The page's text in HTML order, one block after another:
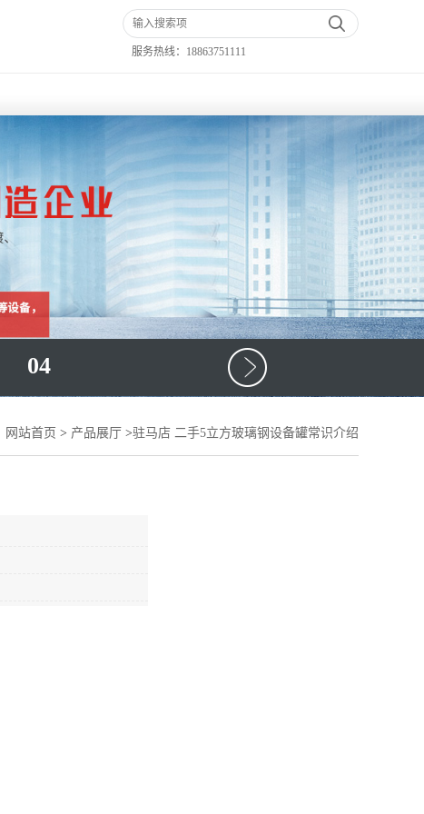
服务热线： 18863751111
04
网站首页 > 产品展厅 >驻马店 二手5立方玻璃钢设备罐常识介绍